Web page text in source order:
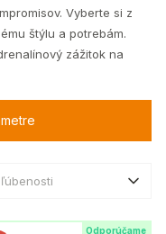
Vyberte si z
štýlu a potrebám.
zážitok na
Odporúčame